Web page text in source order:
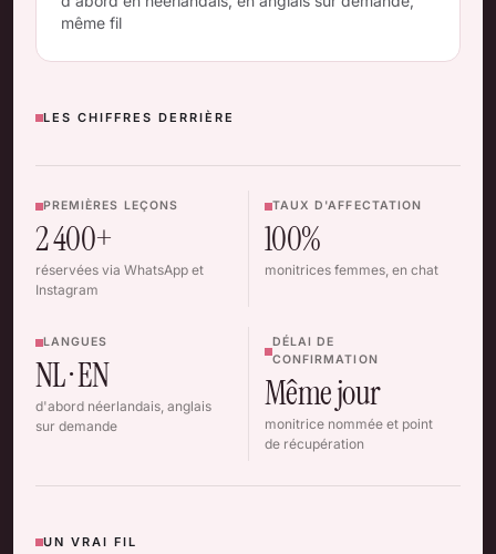
même fil
LES CHIFFRES DERRIÈRE
PREMIÈRES LEÇONS
2 400+
réservées via WhatsApp et
Instagram
TAUX D'AFFECTATION
100%
monitrices femmes, en chat
LANGUES
NL · EN
d'abord néerlandais, anglais
sur demande
DÉLAI DE
CONFIRMATION
Même jour
monitrice nommée et point
de récupération
UN VRAI FIL